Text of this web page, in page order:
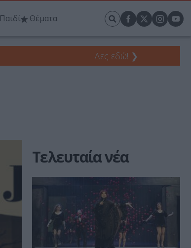
Παιδί Θέματα
Δες εδώ! ❯
Τελευταία νέα